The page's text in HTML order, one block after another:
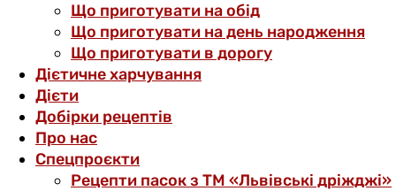
Що приготувати на обід
Що приготувати на день народження
Що приготувати в дорогу
Дієтичне харчування
Дієти
Добірки рецептів
Про нас
Спецпроєкти
Рецепти пасок з ТМ «Львівські дріжджі»